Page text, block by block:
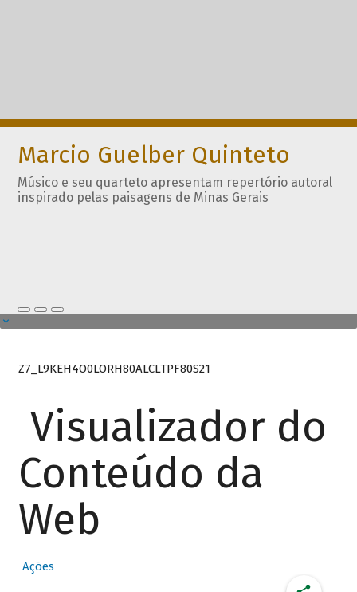
Marcio Guelber Quinteto
Músico e seu quarteto apresentam repertório autoral
inspirado pelas paisagens de Minas Gerais
Z7_L9KEH4O0LORH80ALCLTPF80S21
Visualizador do
Conteúdo da
Web
Ações